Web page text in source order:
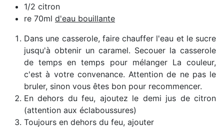
1/2 citron
re 70ml d'eau bouillante
Dans une casserole, faire chauffer l'eau et le sucre
jusqu'à obtenir un caramel. Secouer la casserole
de temps en temps pour mélanger La couleur,
c'est à votre convenance. Attention de ne pas le
bruler, sinon vous êtes bon pour recommencer.
En dehors du feu, ajoutez le demi jus de citron
(attention aux éclaboussures)
Toujours en dehors du feu, ajouter